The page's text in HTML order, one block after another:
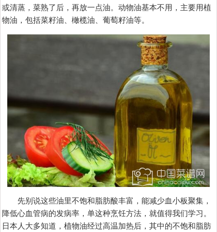
或清蒸，菜熟了后，再放一点油。动物油基本不用，主要用植
物油，包括菜籽油、橄榄油、葡萄籽油等。
先别说这些油里不饱和脂肪酸丰富，能减少血小板聚集，
降低心血管病的发病率，单这种烹饪方法，就值得我们学习。
日本人大多知道，植物油经过高温加热后，其中的不饱和脂肪